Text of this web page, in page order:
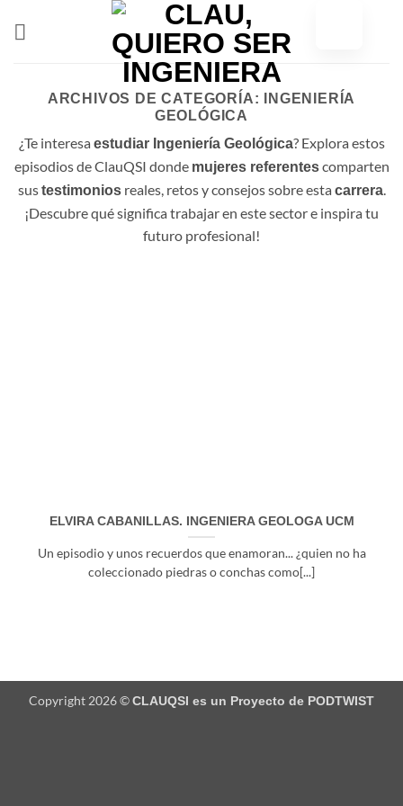
ARCHIVOS DE CATEGORÍA:
INGENIERÍA
GEOLÓGICA
¿Te interesa estudiar Ingeniería Geológica? Explora estos
episodios de ClauQSI donde mujeres referentescomparten
sustestimoniosreales, retos y consejos sobre esta carrera.
¡Descubre qué significa trabajar en este sector e inspira tu
futuro profesional!
ELVIRA CABANILLAS. INGENIERA GEOLOGA UCM
Un episodio y unos recuerdos que enamoran... ¿quien no ha
coleccionado piedras o conchas como[...]
Copyright 2026 ©CLAUQSI es un Proyecto de PODTWIST